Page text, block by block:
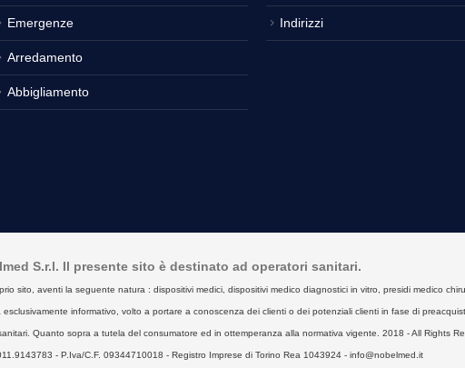
Emergenze
Arredamento
Abbigliamento
Indirizzi
S.r.l. Il presente sito è destinato ad operatori sanitari.
sito, aventi la seguente natura : dispositivi medici, dispositivi medico diagnostici in vitro, presidi medico
informativo, volto a portare a conoscenza dei clienti o dei potenziali clienti in fase di
Quanto sopra a tutela del consumatore ed in ottemperanza alla normativa vigente. 2018 - All Rights
- P.Iva/C.F. 09344710018 - Registro Imprese di Torino Rea 1043924 - info@nobelmed.it